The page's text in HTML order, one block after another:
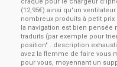
(12,95€) ainsi qu'un
nombreux produits à petit
la navigation est bien pensée
traduits (par exemple pour
position" . description
avez la flemme de faire vous
pour vous, moyennant un